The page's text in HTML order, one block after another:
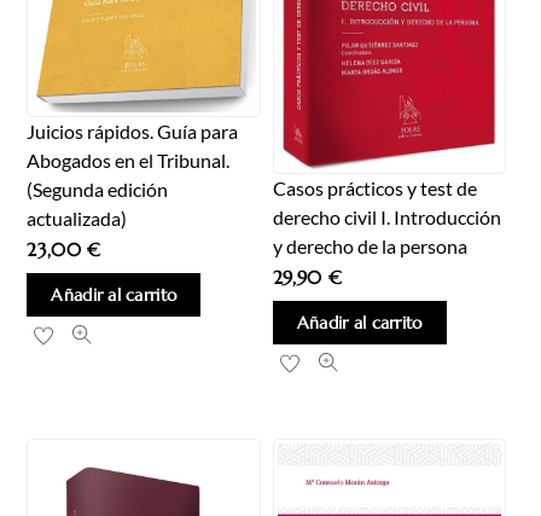
Juicios rápidos. Guía para
Abogados en el Tribunal.
(Segunda edición
actualizada)
23,00€
Añadir al carrito
Casos prácticos y test de
derecho civil I. Introducción
y derecho de la persona
29,90 €
Añadir al carrito